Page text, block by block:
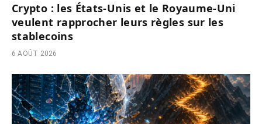
Crypto : les États-Unis et le Royaume-Uni
veulent rapprocher leurs règles sur les
stablecoins
6 AOÛT 2026